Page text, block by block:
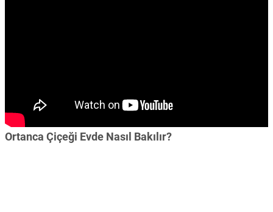
Ortanca Çiçeği Evde Nasıl Bakılır?